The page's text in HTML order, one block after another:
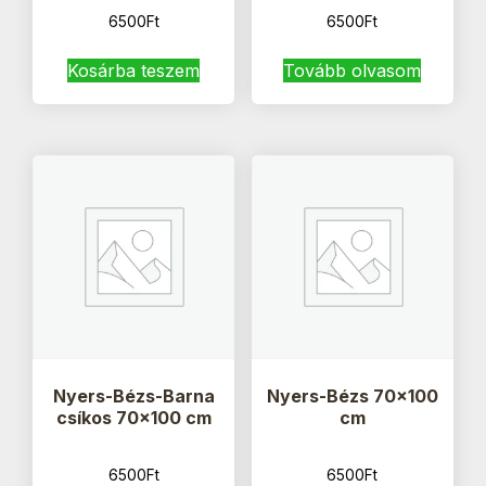
6500Ft
Kosárba teszem
6500Ft
Tovább olvasom
Nyers-Bézs-Barna
csíkos 70×100 cm
6500Ft
Nyers-Bézs 70×100
cm
6500Ft